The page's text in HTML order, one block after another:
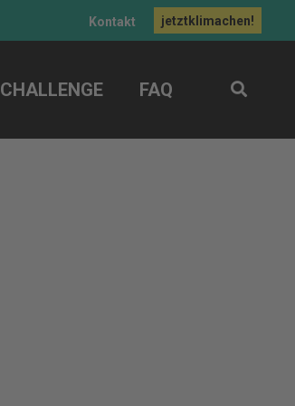
Kontakt jetztklimachen!
CHALLENGE FAQ